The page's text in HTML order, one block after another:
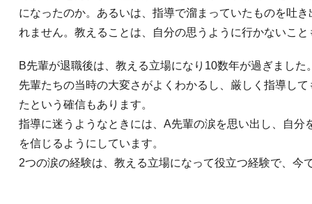
になったのか。あるいは、指導で溜まっていたものを吐
れません。教えることは、自分の思うように行かないこ
B先輩が退職後は、教える立場になり10数年が過ぎました
先輩たちの当時の大変さがよくわかるし、厳しく指導し
たという確信もあります。
指導に迷うようなときには、A先輩の涙を思い出し、自分
を信じるようにしています。
2つの涙の経験は、教える立場になって役立つ経験で、今